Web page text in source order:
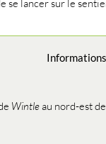
se lancer sur le
Wintleau nord-est